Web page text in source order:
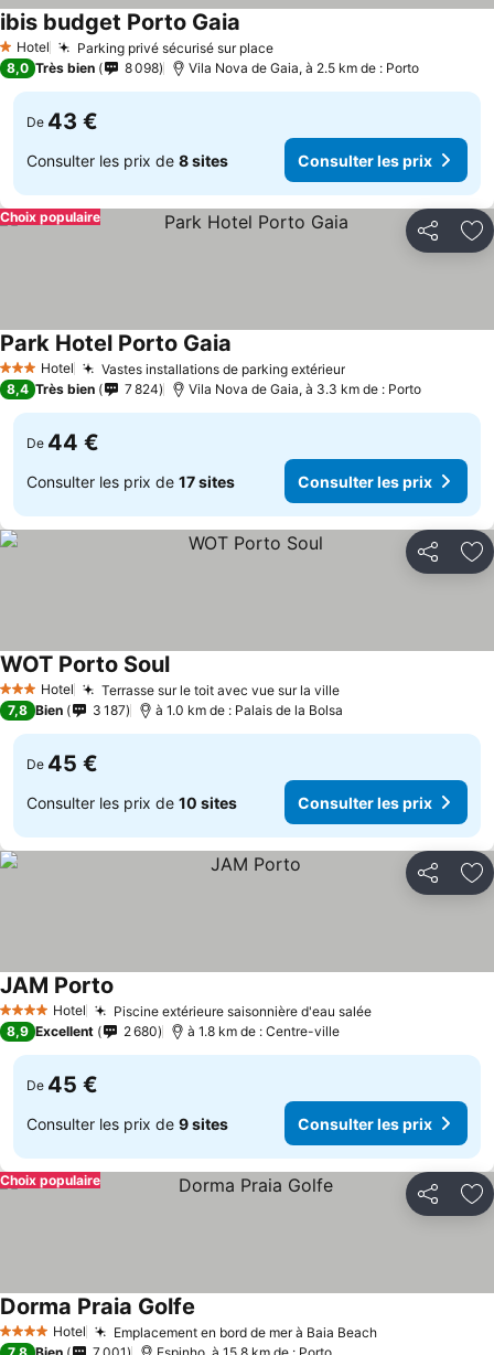
1 Étoiles
Hotel Parking privé sécurisé sur placeConsulter les prix
ibis budget Porto Gaia
8,0 Très bien 8 098 Vila Nova de Gaia, à 2.5 km de : Porto
De 43 €
Consulter les prix de 8 sites Consulter les prix
Partager
Choix populaire
3 ÉtoilesHotel Vastes installations de parking extérieurConsulter les prix
Park Hotel Porto Gaia
8,4 Très bien 7 824 Vila Nova de Gaia, à 3.3 km de : Porto
De 44 €
Consulter les prix de 17 sites Consulter les prix
Partager
3 ÉtoilesHotel Terrasse sur le toit avec vue sur la villeConsulter les prix
WOT Porto SoulConsulter les prix
7,8 Bien 3 187 à 1.0 km de : Palais de la Bolsa
De 45 €
Consulter les prix de 10 sites Consulter les prix
Partager
4 Étoiles Hotel Piscine extérieure saisonnière d'eau saléeConsulter les
JAM Porto
8,9 Excellent 2 680 à 1.8 km de : Centre-ville
De 45 €
Consulter les prix de 9 sites Consulter les prix
Partager
Choix populaire
4 Étoiles Hotel Emplacement en bord de mer à Baia BeachConsulter les
Dorma Praia Golfe